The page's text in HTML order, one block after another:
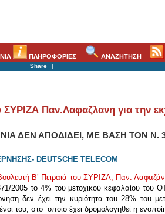
ΠΛΗΡΟΦΟΡΙΕΣ ΑΝΑΖΗΤΗΣΗ
Share |
Παν.Λαφαζλανη για την
ΔΕΝ ΑΠΟΔΙΔΕΙ, ΜΕ ΒΑΣΗ ΤΟΝ Ν.
DEUTSCHE TELECOM
Βʼ Πειραιά του ΣΥΡΙΖΑ, Παν.
2005 το 4% του μετοχικού κεφαλαίου του
δεν έχει την κυριότητα του 28% του
του, στο οποίο έχει δρομολογηθεί η